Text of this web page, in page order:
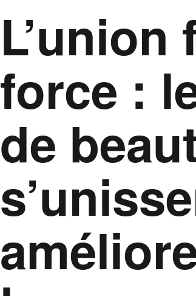
L’union
force :
de